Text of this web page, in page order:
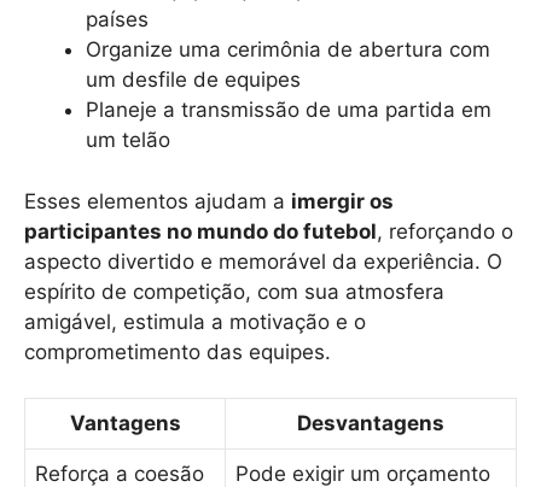
países
Organize uma cerimônia de abertura com
um desfile de equipes
Planeje a transmissão de uma partida em
um telão
Esses elementos ajudam a imergir os
participantes no mundo do futebol, reforçando o
aspecto divertido e memorável da experiência. O
espírito de competição, com sua atmosfera
amigável, estimula a motivação e o
comprometimento das equipes.
Vantagens Desvantagens
Reforça a coesão
Pode exigir um orçamento